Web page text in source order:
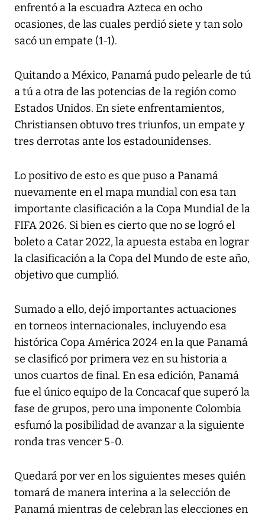
enfrentó a la escuadra Azteca en ocho
ocasiones, de las cuales perdió siete y tan solo
sacó un empate (1-1).
Quitando a México, Panamá pudo pelearle de tú
a tú a otra de las potencias de la región como
Estados Unidos. En siete enfrentamientos,
Christiansen obtuvo tres triunfos, un empate y
tres derrotas ante los estadounidenses.
Lo positivo de esto es que puso a Panamá
nuevamente en el mapa mundial con esa tan
importante clasificación a la Copa Mundial de la
FIFA 2026. Si bien es cierto que no se logró el
boleto a Catar 2022, la apuesta estaba en lograr
la clasificación a la Copa del Mundo de este año,
objetivo que cumplió.
Sumado a ello, dejó importantes actuaciones
en torneos internacionales, incluyendo esa
histórica Copa América 2024 en la que Panamá
se clasificó por primera vez en su historia a
unos cuartos de final. En esa edición, Panamá
fue el único equipo de la Concacaf que superó la
fase de grupos, pero una imponente Colombia
esfumó la posibilidad de avanzar a la siguiente
ronda tras vencer 5-0.
Quedará por ver en los siguientes meses quién
tomará de manera interina a la selección de
Panamá mientras de celebran las elecciones en